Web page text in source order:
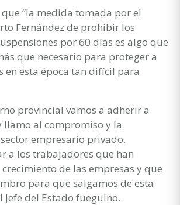
“la medida tomada por el
Fernández de prohibir los
por 60 días es algo que
que necesario para proteger a
en esta época tan difícil para
provincial vamos a adherir a
llamo al compromiso y la
empresario privado.
a los trabajadores que han
de las empresas y que
para que salgamos de esta
Jefe del Estado fueguino.